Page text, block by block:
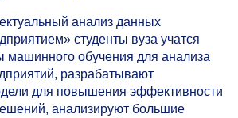
анализ данных
студенты вуза учатся
машинного обучения для анализа
разрабатывают
для повышения эффективности
анализируют большие